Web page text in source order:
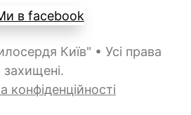
Київ" • Усі права
захищені.
конфіденційності